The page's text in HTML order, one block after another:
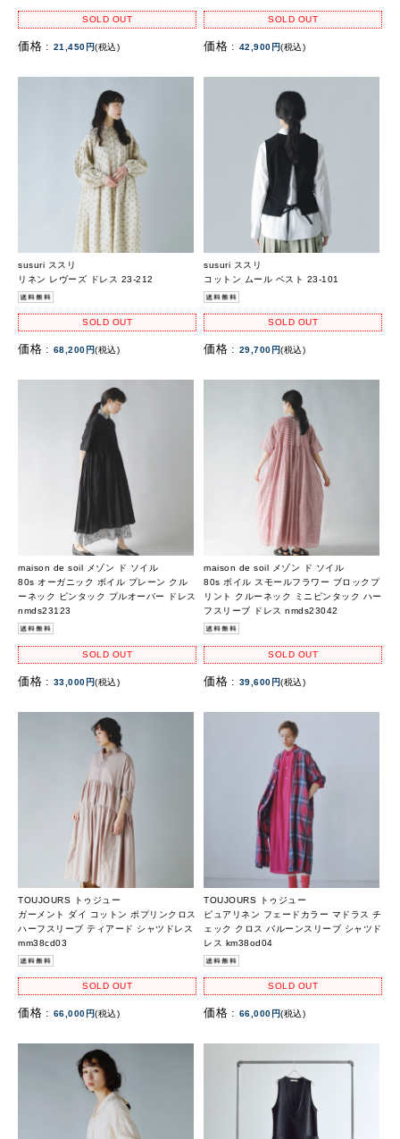
SOLD OUT
価格 : 21,450円(税込)
SOLD OUT
価格 : 42,900円(税込)
susuri ススリ
リネン レヴーズ ドレス 23-212
SOLD OUT
価格 : 68,200円(税込)
susuri ススリ
コットン ムール ベスト 23-101
SOLD OUT
価格 : 29,700円(税込)
maison de soil メゾン ド ソイル
80s オーガニック ボイル プレーン クル
ーネック ピンタック プルオーバー ドレス
nmds23123
SOLD OUT
価格 : 33,000円(税込)
maison de soil メゾン ド ソイル
80s ボイル スモールフラワー ブロックプ
リント クルーネック ミニピンタック ハー
フスリーブ ドレス nmds23042
SOLD OUT
価格 : 39,600円(税込)
TOUJOURS トゥジュー
ガーメント ダイ コットン ポプリンクロス
ハーフスリーブ ティアード シャツドレス
mm38cd03
SOLD OUT
価格 : 66,000円(税込)
TOUJOURS トゥジュー
ピュアリネン フェードカラー マドラス チ
ェック クロス バルーンスリーブ シャツド
レス km38od04
SOLD OUT
価格 : 66,000円(税込)